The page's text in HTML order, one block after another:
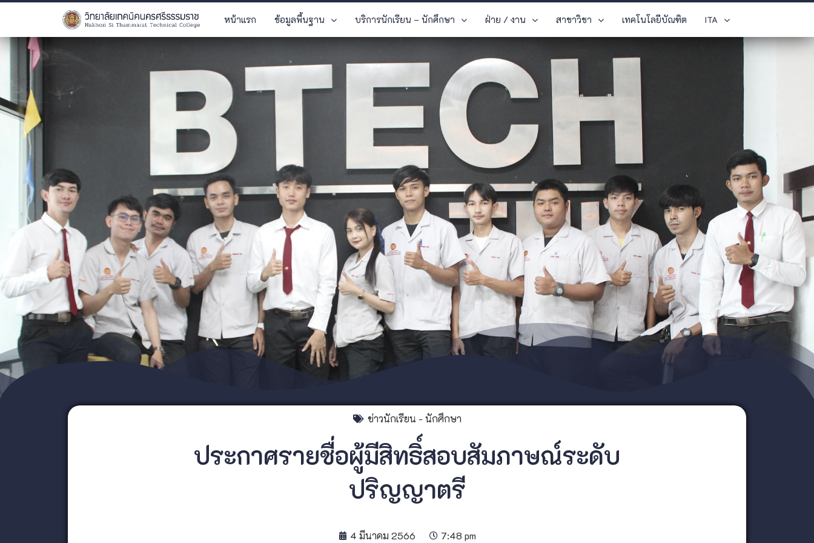
หน้าแรก ข้อมูลพื้นฐาน บริการนักเรียน – นักศึกษา ฝ่าย / งาน สาขาวิชา เทคโนโลยีบัณฑิต ITA
ข่าวนักเรียน - นักศึกษา
ประกาศรายชื่อผู้มีสิทธิ์สอบสัมภาษณ์ระดับ
ปริญญาตรี
4 มีนาคม 2566 7:48 pm